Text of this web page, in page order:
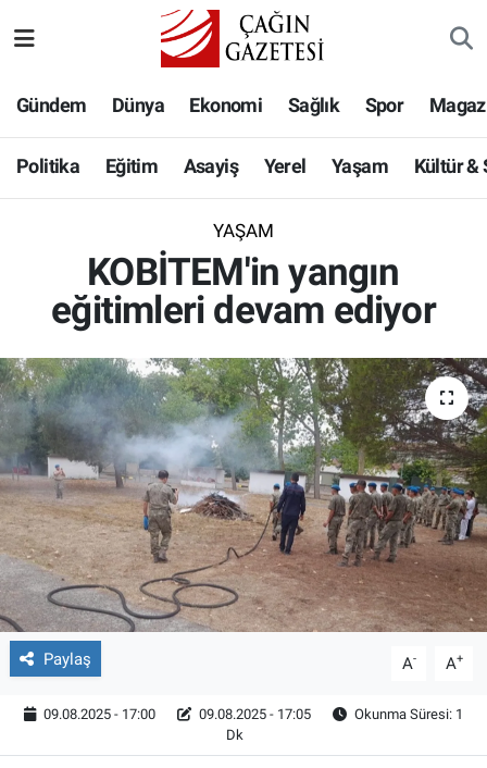
Gündem Dünya Ekonomi Sağlık Spor
Politika Eğitim Asayiş Yerel Yaşam Kültür &
YAŞAM
KOBİTEM'in yangın
eğitimleri devam ediyor
Paylaş A- A+
09.08.2025 - 17:00 09.08.2025 - 17:05
Okunma Süresi: 1
Dk
Eğitim
Asayiş
Yaşam
Kültür & Sanat
Bilim-Teknoloji
Köşe Yazıları
Röportaj
Video Galeri
Hava Durumu
Namaz Vakitleri
Trafik Durumu
Süper Lig Puan Durumu ve Fikstür
Tüm Manşetler
Son Dakika Haberleri
Haber Arşivi